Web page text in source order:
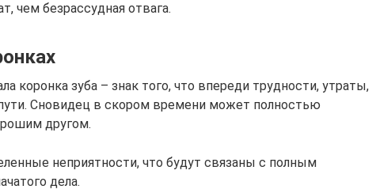
чем безрассудная отвага.
коронка зуба – знак того, что впереди трудности, утраты,
Сновидец в скором времени может полностью
другом.
неприятности, что будут связаны с полным
дела.